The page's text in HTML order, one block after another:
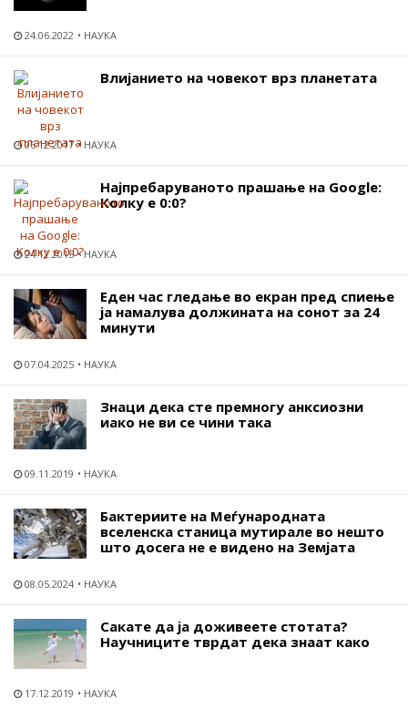
24.06.2022 НАУКА
Влијанието на човекот врз планетата
06.12.2017 НАУКА
Најпребаруваното прашање на Google:
Колку е 0:0?
24.12.2015 НАУКА
Еден час гледање во екран пред спиење
ја намалува должината на сонот за 24
минути
07.04.2025 НАУКА
Знаци дека сте премногу анксиозни
иако не ви се чини така
09.11.2019 НАУКА
Бактериите на Меѓународната
вселенска станица мутирале во нешто
што досега не е видено на Земјата
08.05.2024 НАУКА
Сакате да ја доживеете стотата?
Научниците тврдат дека знаат како
17.12.2019 НАУКА